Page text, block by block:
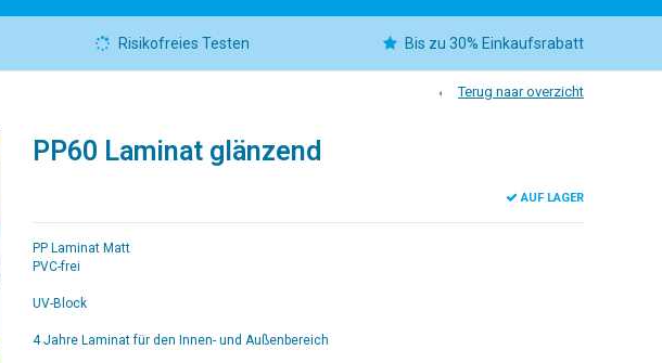
Risikofreies Testen Bis zu 30% Einkaufsrabatt
Terug naar overzicht
PP60 Laminat glänzend
AUF LAGER
PP Laminat Matt
PVC-frei
UV-Block
4 Jahre Laminat für den Innen- und Außenbereich